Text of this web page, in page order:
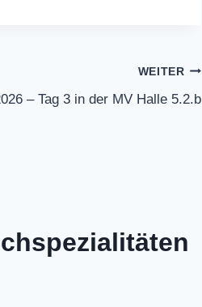
WEITER
– Tag 3 in der MV Halle 5.2.b